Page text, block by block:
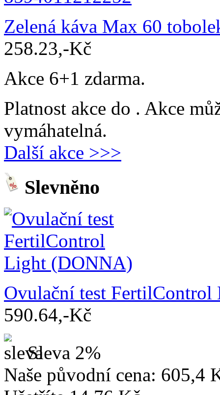
Zelená káva Max 60
258.23,-Kč
Akce 6+1 zdarma.
Platnost akce do . Akce
vymáhatelná.
Další akce >>>
Slevněno
Ovulační test
590.64,-Kč
Sleva 2%
Naše původní cena: 605,4